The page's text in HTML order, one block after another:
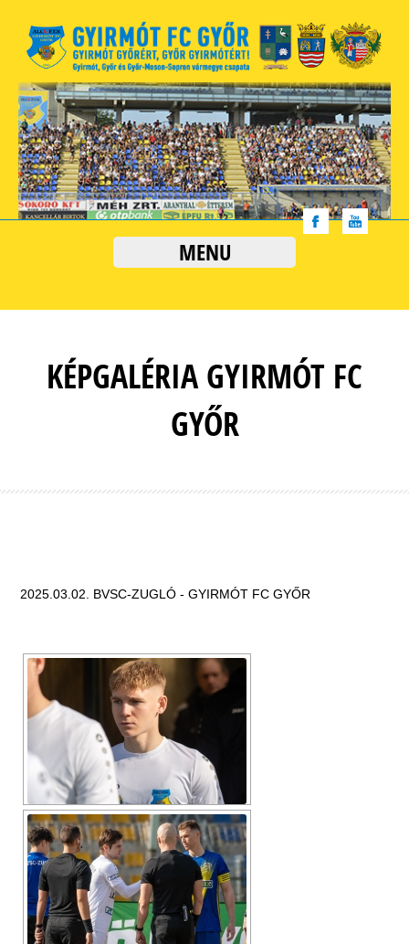
MENU
KÉPGALÉRIA GYIRMÓT FC
GYŐR
2025.03.02. BVSC-ZUGLÓ - GYIRMÓT FC GYŐR